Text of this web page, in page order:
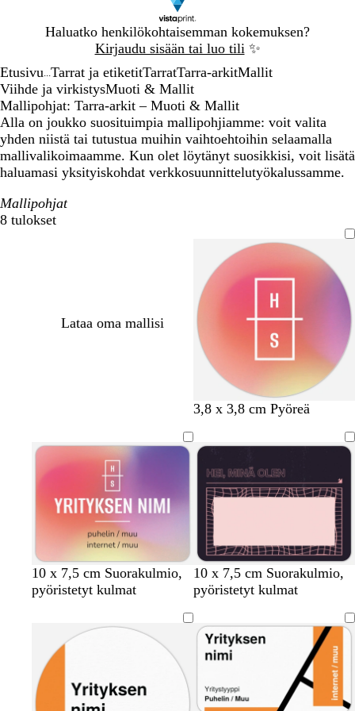
Haluatko henkilökohtaisemman kokemuksen?
Kirjaudu sisään tai luo tili ✨
1
Etusivu Tarrat ja etiketitTarratTarra-arkitMallit
Viihde ja virkistysMuoti & Mallit
Mallipohjat: Tarra-arkit – Muoti & Mallit
Alla on joukko suosituimpia mallipohjiamme: voit valita
yhden niistä tai tutustua muihin vaihtoehtoihin selaamalla
mallivalikoimaamme. Kun olet löytänyt suosikkisi, voit lisätä
haluamasi yksityiskohdat verkkosuunnittelutyökalussamme.
Mallipohjat
8 tulokset
Suodattimet
Lataa oma mallisi
3,8 x 3,8 cm Pyöreä
10 x 7,5 cm Suorakulmio,
pyöristetyt kulmat
m
u
t
a
m
u
t
a
m
u
t
a
h
a
m
a
v
a
k
o
n
10 x 7,5 cm Suorakulmio,
pyöristetyt kulmat